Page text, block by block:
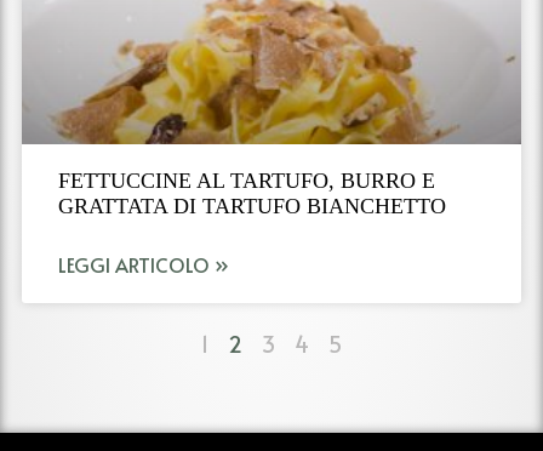
FETTUCCINE AL TARTUFO, BURRO E
GRATTATA DI TARTUFO BIANCHETTO
LEGGI ARTICOLO »
1 2 3 4 5